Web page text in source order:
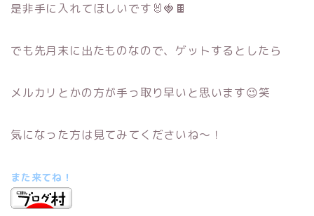
是非手に入れてほしいです🐰🍓🍫
でも先月末に出たものなので、ゲットするとしたら
メルカリとかの方が手っ取り早いと思います😉笑
気になった方は見てみてくださいね～！
また来てね！